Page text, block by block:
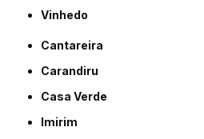
Vinhedo
Cantareira
Carandiru
Casa Verde
Imirim